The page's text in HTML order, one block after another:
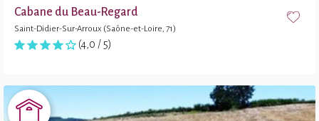
Cabane du Beau-Regard
Saint-Didier-Sur-Arroux (Saône-et-Loire, 71)
(4,0 / 5)